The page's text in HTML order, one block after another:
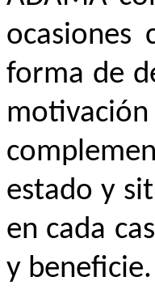
ocasiones
forma de
estado y
en cada
y beneficie.